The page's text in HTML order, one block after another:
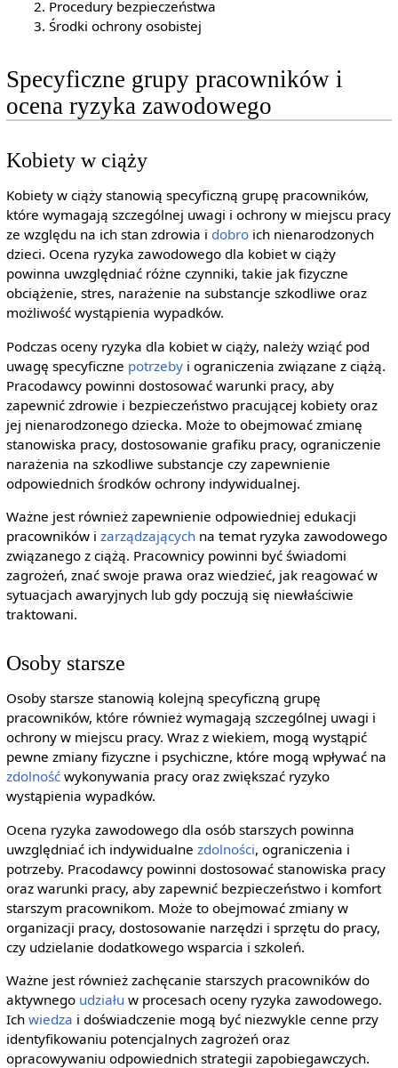
Procedury bezpieczeństwa
Środki ochrony osobistej
Specyficzne grupy pracowników i
ocena ryzyka zawodowego
Kobiety w ciąży
Kobiety w ciąży stanowią specyficzną grupę pracowników,
które wymagają szczególnej uwagi i ochrony w miejscu pracy
ze względu na ich stan zdrowia i dobroich nienarodzonych
dzieci. Ocena ryzyka zawodowego dla kobiet w ciąży
powinna uwzględniać różne czynniki, takie jak fizyczne
obciążenie, stres, narażenie na substancje szkodliwe oraz
możliwość wystąpienia wypadków.
Podczas oceny ryzyka dla kobiet w ciąży, należy wziąć pod
uwagę specyficzne potrzebyi ograniczenia związane z ciążą.
Pracodawcy powinni dostosować warunki pracy, aby
zapewnić zdrowie i bezpieczeństwo pracującej kobiety oraz
jej nienarodzonego dziecka. Może to obejmować zmianę
stanowiska pracy, dostosowanie grafiku pracy, ograniczenie
narażenia na szkodliwe substancje czy zapewnienie
odpowiednich środków ochrony indywidualnej.
Ważne jest również zapewnienie odpowiedniej edukacji
pracowników i zarządzającychna temat ryzyka zawodowego
związanego z ciążą. Pracownicy powinni być świadomi
zagrożeń, znać swoje prawa oraz wiedzieć, jak reagować w
sytuacjach awaryjnych lub gdy poczują się niewłaściwie
traktowani.
Osoby starsze
Osoby starsze stanowią kolejną specyficzną grupę
pracowników, które również wymagają szczególnej uwagi i
ochrony w miejscu pracy. Wraz z wiekiem, mogą wystąpić
pewne zmiany fizyczne i psychiczne, które mogą wpływać na
zdolnośćwykonywania pracy oraz zwiększać ryzyko
wystąpienia wypadków.
Ocena ryzyka zawodowego dla osób starszych powinna
uwzględniać ich indywidualne zdolności, ograniczenia i
potrzeby. Pracodawcy powinni dostosować stanowiska pracy
oraz warunki pracy, aby zapewnić bezpieczeństwo i komfort
starszym pracownikom. Może to obejmować zmiany w
organizacji pracy, dostosowanie narzędzi i sprzętu do pracy,
czy udzielanie dodatkowego wsparcia i szkoleń.
Ważne jest również zachęcanie starszych pracowników do
aktywnego udziału w procesach oceny ryzyka zawodowego.
Ich wiedza i doświadczenie mogą być niezwykle cenne przy
identyfikowaniu potencjalnych zagrożeń oraz
opracowywaniu odpowiednich strategii zapobiegawczych.